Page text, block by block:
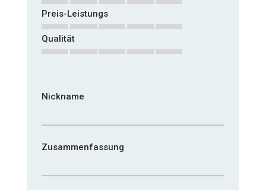
1
star
2
stars
3
stars
4
stars
5
stars
Preis-Leistungs
1
star
2
stars
3
stars
4
stars
5
stars
Qualität
Nickname
Zusammenfassung